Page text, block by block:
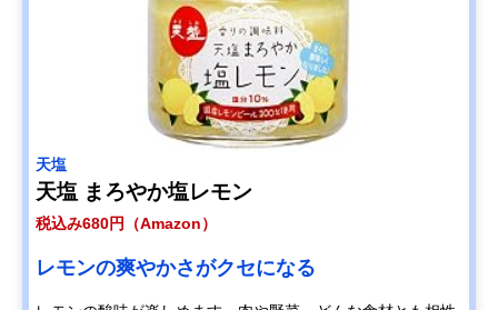
天塩
天塩 まろやか塩レモン
税込み680円（Amazon）
レモンの爽やかさがクセになる